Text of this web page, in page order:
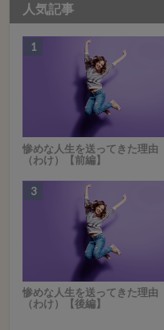
人気記事
惨めな人生を送ってきた理由
（わけ）【前編】
惨めな人生を送ってきた理由
（わけ）【後編】